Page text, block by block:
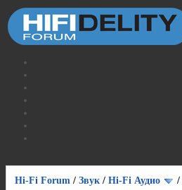
Hi-Fi Forum / Звук / Hi-Fi Аудио /